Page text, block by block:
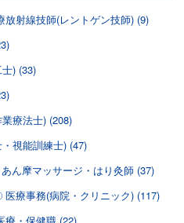
放射線技師(レントゲン技師) (9)
) (33)
療法士) (208)
視能訓練士) (47)
あん摩マッサージ・はり灸師 (37)
医療事務(病院・クリニック) (117)